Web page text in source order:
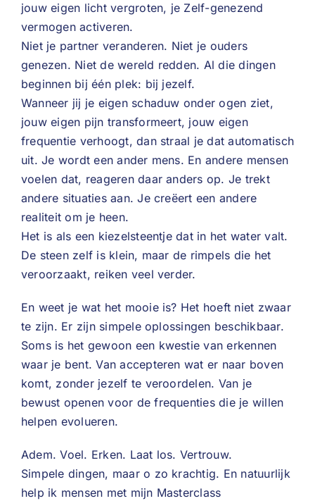
jouw eigen licht vergroten, je Zelf-genezend
vermogen activeren.
Niet je partner veranderen. Niet je ouders
genezen. Niet de wereld redden. Al die dingen
beginnen bij één plek: bij jezelf.
Wanneer jij je eigen schaduw onder ogen ziet,
jouw eigen pijn transformeert, jouw eigen
frequentie verhoogt, dan straal je dat automatisch
uit. Je wordt een ander mens. En andere mensen
voelen dat, reageren daar anders op. Je trekt
andere situaties aan. Je creëert een andere
realiteit om je heen.
Het is als een kiezelsteentje dat in het water valt.
De steen zelf is klein, maar de rimpels die het
veroorzaakt, reiken veel verder.
En weet je wat het mooie is? Het hoeft niet zwaar
te zijn. Er zijn simpele oplossingen beschikbaar.
Soms is het gewoon een kwestie van erkennen
waar je bent. Van accepteren wat er naar boven
komt, zonder jezelf te veroordelen. Van je
bewust openen voor de frequenties die je willen
helpen evolueren.
Adem. Voel. Erken. Laat los. Vertrouw.
Simpele dingen, maar o zo krachtig. En natuurlijk
help ik mensen met mijn Masterclass